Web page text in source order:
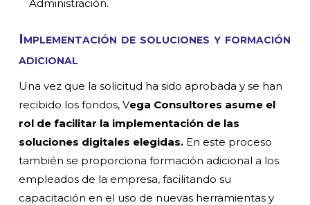
Administración.
Implementación de soluciones y formación
adicional
Una vez que la solicitud ha sido aprobada y se han
recibido los fondos, Vega Consultores asume el
rol de facilitar la implementación de las
soluciones digitales elegidas. En este proceso
también se proporciona formación adicional a los
empleados de la empresa, facilitando su
capacitación en el uso de nuevas herramientas y